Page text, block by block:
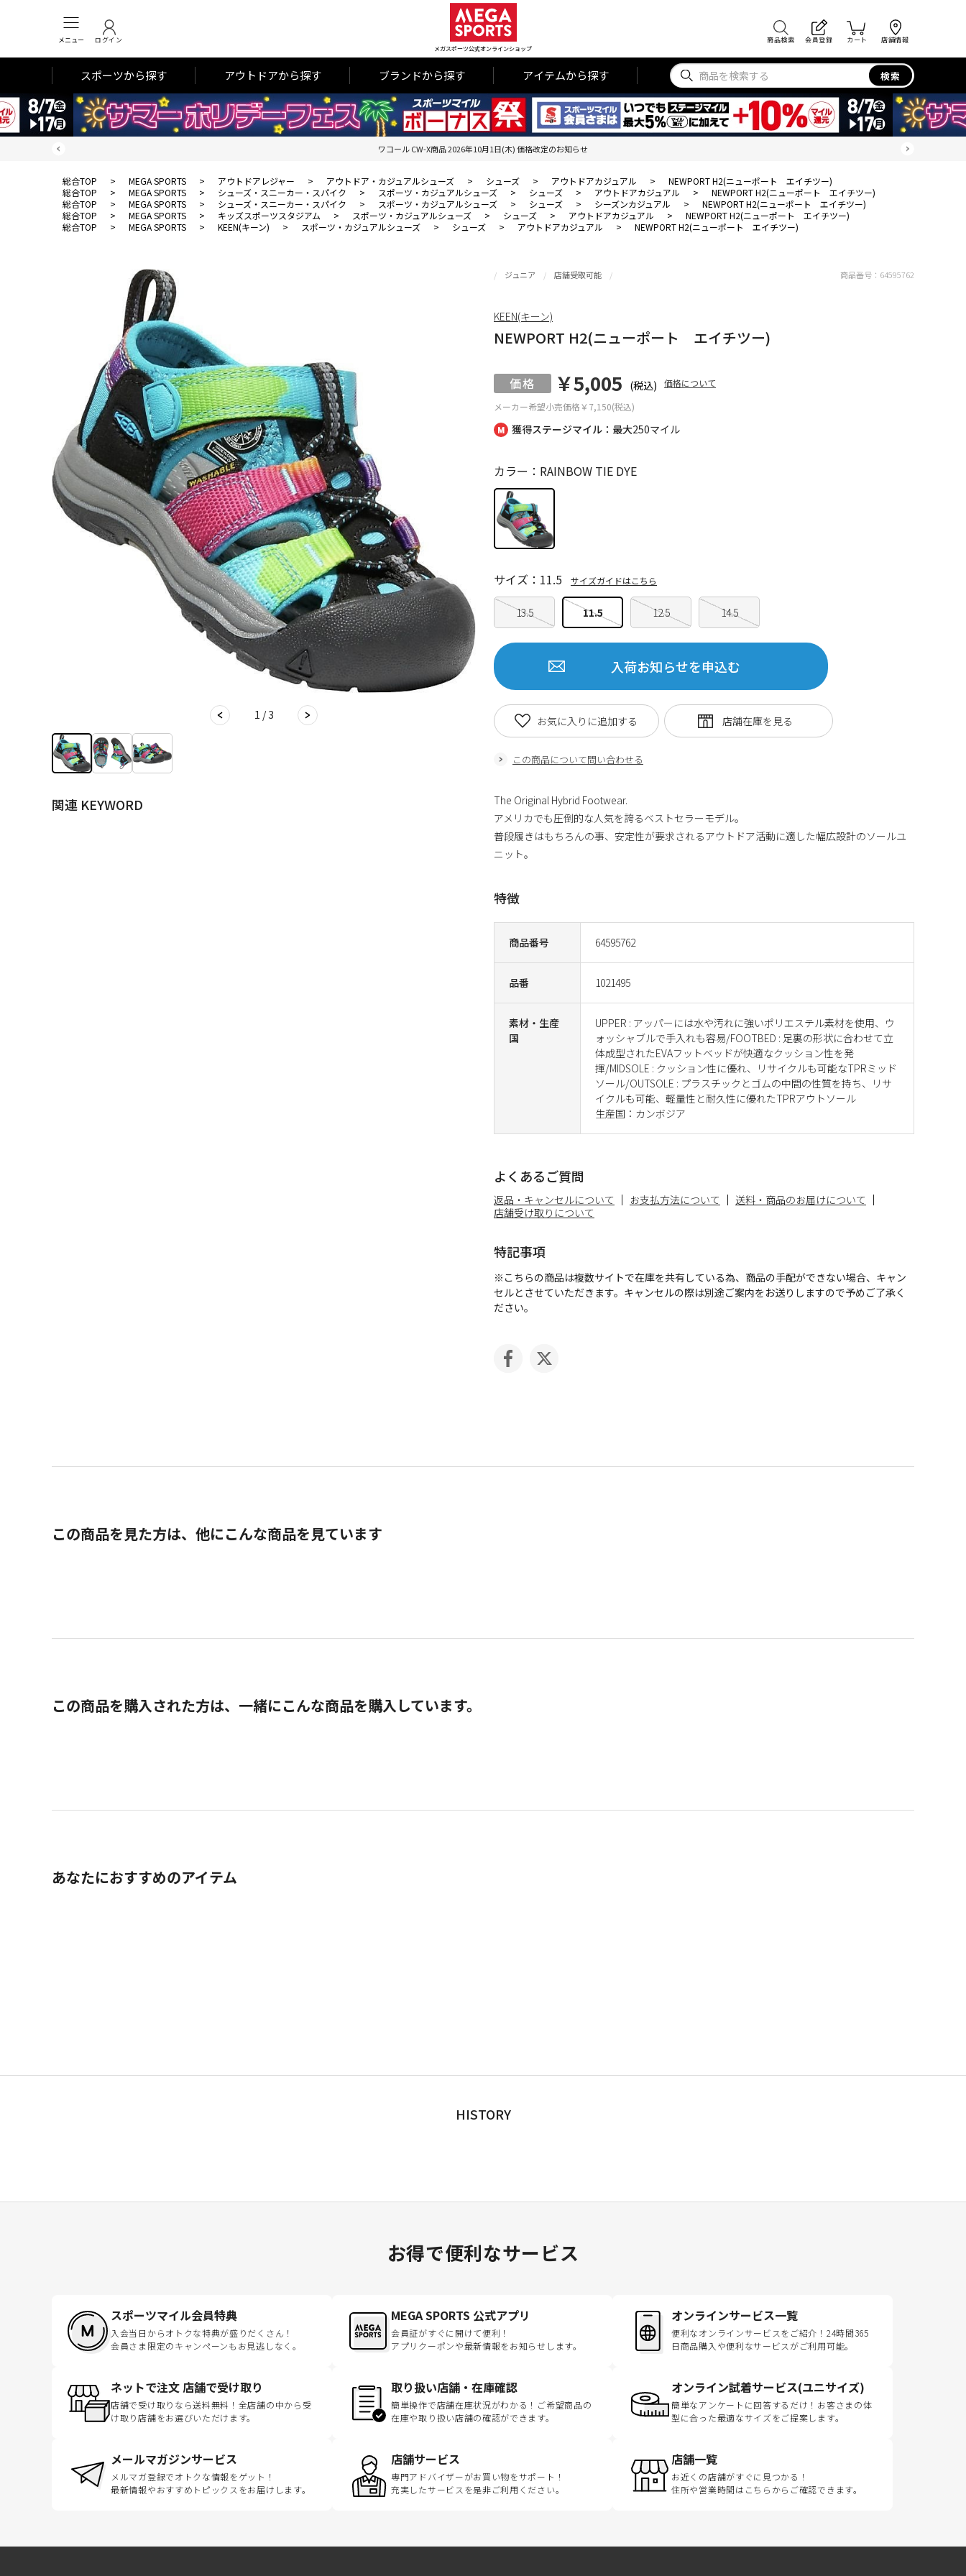
メニュー ログイン
メガスポーツ公式オンラインショップ
商品検索 会員登録 カート 店舗情報
スポーツから探す アウトドアから探す ブランドから探す アイテムから探す 検索
ワコール CW-X商品 2026年10月1日(木) 価格改定のお知らせ
総合TOP > MEGA SPORTS > アウトドアレジャー > アウトドア・カジュアルシューズ > シューズ > アウトドアカジュアル >
NEWPORT H2(ニューポート エイチツー)
総合TOP
> MEGA SPORTS > シューズ・スニーカー・スパイク > スポーツ・カジュアルシューズ > シューズ > アウトドアカジュアル >
NEWPORT H2(ニューポート エイチツー)
総合TOP
> MEGA SPORTS > シューズ・スニーカー・スパイク > スポーツ・カジュアルシューズ > シューズ > シーズンカジュアル >
NEWPORT H2(ニューポート エイチツー)
総合TOP
> MEGA SPORTS > キッズスポーツスタジアム > スポーツ・カジュアルシューズ > シューズ > アウトドアカジュアル >
NEWPORT H2(ニューポート エイチツー)
総合TOP
> MEGA SPORTS > KEEN(キーン) > スポーツ・カジュアルシューズ > シューズ > アウトドアカジュアル > NEWPORT H2(ニューポート エイチツー)
1 / 3
関連 KEYWORD
獲得ステージマイル：最大250マイル
ジュニア 店舗受取可能
NEWPORT H2(ニューポート エイチツー)
メーカー希望小売価格￥7,150(税込)
￥5,005 (税込) 価格について
商品番号 64595762
品番 1021495
素材・生産
国
UPPER : アッパーには水や汚れに強いポリエステル素材を使用、ウ
ォッシャブルで手入れも容易/FOOTBED : 足裏の形状に合わせて立
体成型されたEVAフットベッドが快適なクッション性を発
揮/MIDSOLE : クッション性に優れ、リサイクルも可能なTPRミッド
ソール/OUTSOLE : プラスチックとゴムの中間の性質を持ち、リサ
イクルも可能、軽量性と耐久性に優れたTPRアウトソール
生産国：カンボジア
カラー：RAINBOW TIE DYE
13.5 11.5 12.5 14.5
サイズ：11.5 サイズガイドはこちら
入荷お知らせを申込む
この商品について問い合わせる
お気に入りに追加する
商品番号： 64595762
KEEN(キーン)
The Original Hybrid Footwear.
アメリカでも圧倒的な人気を誇るベストセラーモデル。
普段履きはもちろんの事、安定性が要求されるアウトドア活動に適した幅広設計のソールユ
ニット。
特徴
よくあるご質問
返品・キャンセルについて お支払方法について
送料・商品のお届けについて
店舗受け取りについて
特記事項
※こちらの商品は複数サイトで在庫を共有している為、商品の手配ができない場合、キャン
セルとさせていただきます。キャンセルの際は別途ご案内をお送りしますので予めご了承く
ださい。
この商品を見た方は、他にこんな商品を見ています
この商品を購入された方は、一緒にこんな商品を購入しています。
あなたにおすすめのアイテム
HISTORY
お得で便利なサービス
スポーツマイル会員特典
入会当日からオトクな特典が盛りだくさん！
会員さま限定のキャンペーンもお見逃しなく。
MEGA SPORTS 公式アプリ
会員証がすぐに開けて便利！
アプリクーポンや最新情報をお知らせします。
オンラインサービス一覧
便利なオンラインサービスをご紹介！24時間365
日商品購入や便利なサービスがご利用可能。
ネットで注文 店舗で受け取り
店舗で受け取りなら送料無料！全店舗の中から受
け取り店舗をお選びいただけます。
取り扱い店舗・在庫確認
簡単操作で店舗在庫状況がわかる！ご希望商品の
在庫や取り扱い店舗の確認ができます。
オンライン試着サービス(ユニサイズ)
簡単なアンケートに回答するだけ！お客さまの体
型に合った最適なサイズをご提案します。
メールマガジンサービス
メルマガ登録でオトクな情報をゲット！
最新情報やおすすめトピックスをお届けします。
店舗サービス
専門アドバイザーがお買い物をサポート！
充実したサービスを是非ご利用ください。
店舗一覧
お近くの店舗がすぐに見つかる！
住所や営業時間はこちらからご確認できます。